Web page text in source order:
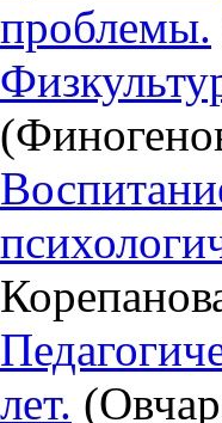
проблемы.
лет.